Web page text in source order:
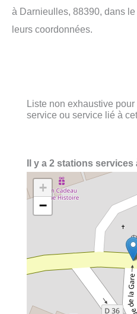
à Darnieulles, 88390, dans
leurs coordonnées.
Liste non exhaustive
service ou service lié à
Il y a 2 stations services
+
−